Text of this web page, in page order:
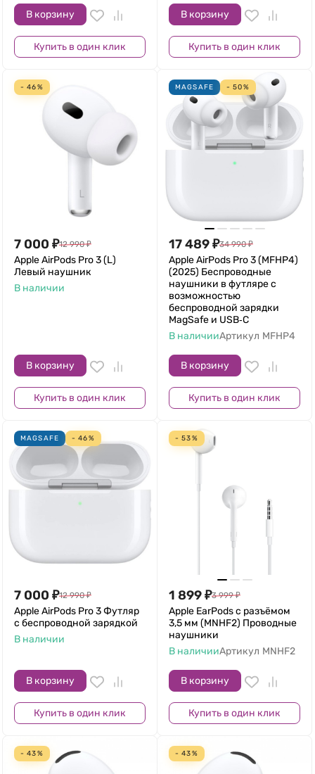
В корзину
Купить в один клик
В корзину
Купить в один клик
- 46%
7 000 ₽12 990 ₽
Apple AirPods Pro 3 (L)
Левый наушник
В наличии
В корзину
Купить в один клик
MAGSAFE - 50%
17 489₽34 990 ₽
Apple AirPods Pro 3 (MFHP4)
(2025) Беспроводные
наушники в футляре с
возможностью
беспроводной зарядки
MagSafe и USB‑C
В наличииАртикул MFHP4
В корзину
Купить в один клик
MAGSAFE - 46%
7 000 ₽12 990 ₽
Apple AirPods Pro 3 Футляр
с беспроводной зарядкой
В наличии
В корзину
Купить в один клик
- 53%
1 899₽3 999 ₽
Apple EarPods с разъёмом
3,5 мм (MNHF2) Проводные
наушники
В наличииАртикул MNHF2
В корзину
Купить в один клик
- 43% - 43%